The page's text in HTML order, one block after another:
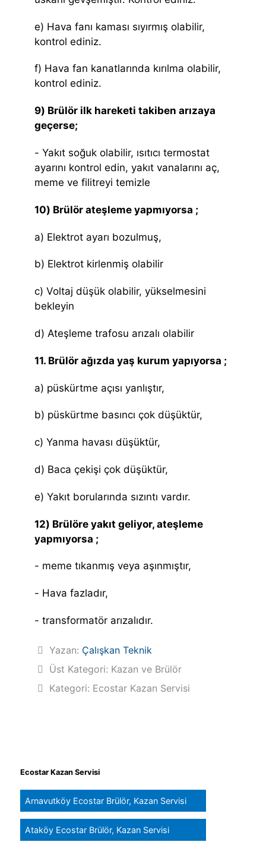
e) Hava fanı kaması sıyırmış olabilir,
kontrol ediniz.
f) Hava fan kanatlarında kırılma olabilir,
kontrol ediniz.
9) Brülör ilk hareketi takiben arızaya
geçerse;
- Yakıt soğuk olabilir, ısıtıcı termostat
ayarını kontrol edin, yakıt vanalarını aç,
meme ve filitreyi temizle
10) Brülör ateşleme yapmıyorsa ;
a) Elektrot ayarı bozulmuş,
b) Elektrot kirlenmiş olabilir
c) Voltaj düşük olabilir, yükselmesini
bekleyin
d) Ateşleme trafosu arızalı olabilir
11. Brülör ağızda yaş kurum yapıyorsa ;
a) püskürtme açısı yanlıştır,
b) püskürtme basıncı çok düşüktür,
c) Yanma havası düşüktür,
d) Baca çekişi çok düşüktür,
e) Yakıt borularında sızıntı vardır.
12) Brülöre yakıt geliyor, ateşleme
yapmıyorsa ;
- meme tıkanmış veya aşınmıştır,
- Hava fazladır,
- transformatör arızalıdır.
Yazan: Çalışkan Teknik
Üst Kategori: Kazan ve Brülör
Kategori: Ecostar Kazan Servisi
Ecostar Kazan Servisi
Arnavutköy Ecostar Brülör, Kazan Servisi
Ataköy Ecostar Brülör, Kazan Servisi